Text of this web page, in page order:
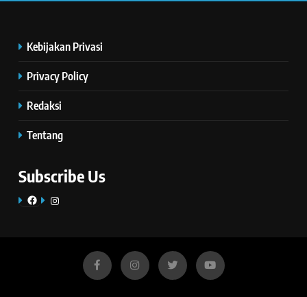
Kebijakan Privasi
Privacy Policy
Redaksi
Tentang
Subscribe Us
FacebookInstagram